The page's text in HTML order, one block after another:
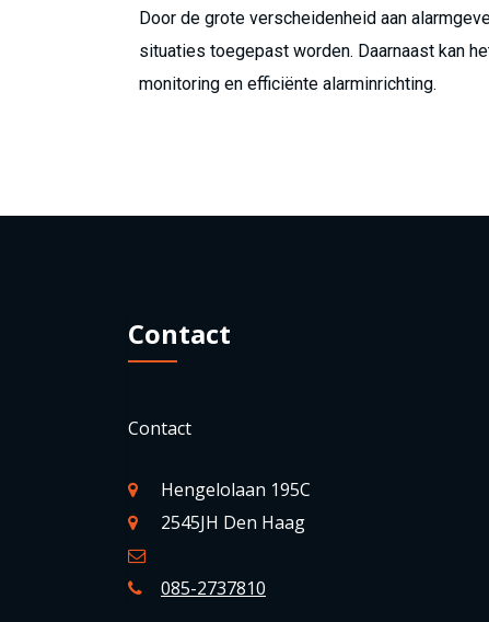
Door de grote verscheidenheid aan
situaties toegepast worden. Daarnaast kan
monitoring en efficiënte alarminrichting.
Contact
Contact
Hengelolaan 195C
2545JH Den Haag
085-2737810